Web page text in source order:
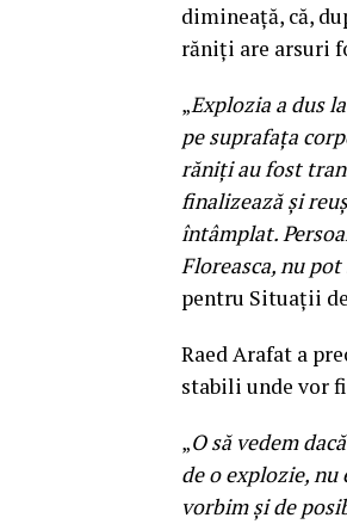
dimineaţă, că,
răniţi are arsuri
„Explozia a dus
pe suprafaţa
răniţi au fost
finalizează şi
întâmplat.
Floreasca, nu
pentru Situaţii
Raed Arafat a
stabili unde vor
„O să vedem
de o explozie, nu
vorbim şi de